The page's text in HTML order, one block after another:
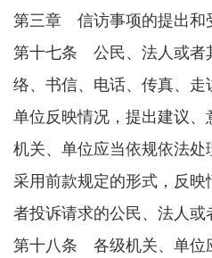
第三章 信访事项的提出和
第十七条 公民、法人或者
络、书信、电话、传真、走
单位反映情况，提出建议
机关、单位应当依规依法处
采用前款规定的形式，反
者投诉请求的公民、法人或
第十八条 各级机关、单位